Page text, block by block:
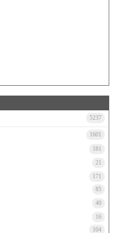
5237
1601
181
21
171
85
40
16
104